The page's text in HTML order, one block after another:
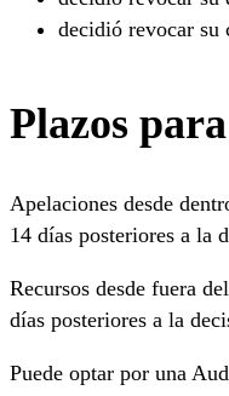
decidió revocar su
Plazos
Apelaciones desde
14 días posteriores a la
Recursos desde fuera
días posteriores a la
Puede optar por una